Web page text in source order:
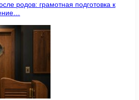
родов: грамотная подготовка к